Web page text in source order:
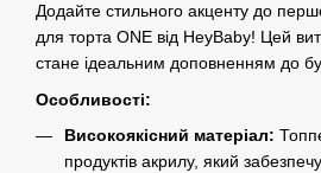
Додайте стильного акценту до
для торта ONE від HeyBaby! Цей
стане ідеальним доповненням до
Особливості:
Високоякісний матеріал:
продуктів акрилу, який